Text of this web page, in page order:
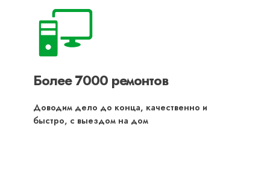
Более 7000 ремонтов
Доводим дело до конца, качественно и
быстро, с выездом на дом